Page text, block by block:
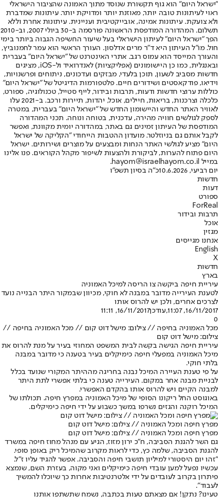
"ישראל היום" הוא גוף תקשורת שנוסד מתוך האמונה שהציבור הישראלי
ראוי לעיתונות טובה יותר, מאוזנת יותר ומדויקת יותר. עיתונות שמדברת
ולא צועקת. עיתונות אמינה, אובייקטיבית ועניינית. עיתונות אחרת וללא
תשלום. המהדורה המודפסת הראשונה פורסמה ב-30 ביולי 2007, וב-2010
הפך "ישראל היום" לעיתון הישראלי בעל שיעור החשיפה הגבוה ביותר בימי
חול. מו"ל העיתון היא ד"ר מרים אדלסון. העורך הראשי הוא עמר לחמנוביץ,
והעורך המייסד הוא עמוס רגב. אתרי האינטרנט של "ישראל היום" בעברית
ובאנגלית, כמו כן היישומונים (אפליקציות) לאנדרואיד ול-iOS, מציגים
חדשות מסביב לשעון, תוכן בלעדי, מבזקים ועדכונים, ניתוחים ופרשנויות,
וידיאו, פודקאסטים ושידורים חיים. פלטפורמות הדיגיטל של "ישראל היום"
כוללות ערוצי חדשות ודעות, תרבות ובידור, לייף סטייל, טכנולוגיה, ספורט,
כלכלה וצרכנות, בריאות, חיילים, אוכל, יהדות, תיירות ורכב. ב-2021 עלו
לאוויר האתר החדש והיישומון החדש של "ישראל היום" בעברית, במטרה
לספק לגולשים חוויה מהירה, עדכנית, בטוחה ונוחה. תכני המהדורה
המודפסת של העיתון זמינים גם באתר, במהדורה יומית מקוונת, ואפשר
לקבל אותם גם בניוזלטר. מועדון ההטבות הייחודי "הקליקה של ישראל
היום" מציע לגולשי האתר הנחות ומבצעים על מוצרים ושירותים. ישראל
היום פתוח להערות, לביקורת ולהצעות לשיפור מקהל הקוראים. פנו אלינו
במייל hayom@israelhayom.co.il.
יום רביעי, 10.6.2026
כ"ה בסיון תשפ"ו
חדשות
דעות
ספורט
ForReal
תרבות ובידור
אוכל
מגזין
אנחנו מגייסים
English
X
חדשות
בארץ
עיריית חיפה ביקשה צו הריסה למיכל האמוניה
לטענת העירייה מדובר במבנה לא חוקי, מכיוון שבמקור היתר הבנייה נועד
לצרכים אחרים, ולכן יש להרוס אותו
16/11/2017, 11:07
,עודכן16/11/2017, 11:11
0
מכל האמוניה בחיפה // צילום: מישל דוט קום // מכל האמוניה בחיפה //
צילום: מישל דוט קום
עיריית חיפה הגישה בקשה לבית המשפט המחוזי בעיר על מנת להרוס את
מיכל האמוניה במפעלי חיפה כימיקלים בעיר בטענה כי מדובר במבנה
בלתי חוקי.
על פי טענת העיירה המיכל נבנה בחריגה מההיתר המקורי שנועד בכלל
לבניית מבנה אחר במקום. העירייה טענה כי בלתי אפשרי לתת היתר
למבנה הקיים ויש להרוס אותו בהקדם האפשרי.
באוגוסט החל ריקונו הסופי של מיכל האמוניה במפרץ חיפה. תכולתו של
המיכל רוקנה והגזים נשרפו במשך כשבוע על ידי חיפה כימיקלים.
מפרץ חיפה ומכל האמוניה // צילום: מישל דוט קום
מפרץ חיפה ומכל האמוניה // צילום: מישל דוט קום
גם השר להגנת הסביבה, ח"כ ירון מזוז, הגיע עם מנהל מחוז חיפה במשרד
להגנת הסביבה, שלמה כץ, כדי לראות מקרוב שהמיכל ריק באופן סופי.
"זהו יום היסטורי למיליון תושבי חיפה והסביבה. אפשר להגיד עליו ז"ל.
עכשיו נפעל למען עובדי חיפה כימיקלים ואני מקוה, בעזרת השם, שנמצא
פיתרון בקרוב לעובדים על ידי אלטרנטיבות אחרות כך שיוכלו להמשיך
לעבוד".
טעינו? נתקן! אם מצאתם טעות בכתבה, נשמח שתשתפו אותנו